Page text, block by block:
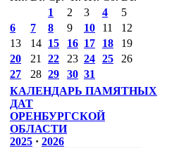
1
2 3 4
5
6
7 8 9 10 11
12
13
14 15 16 17 18
19
20
21 22 23 24 25
26
27
28 29 30 31
КАЛЕНДАРЬ ПАМЯТНЫХ
ДАТ
ОРЕНБУРГСКОЙ
ОБЛАСТИ
2025 · 2026